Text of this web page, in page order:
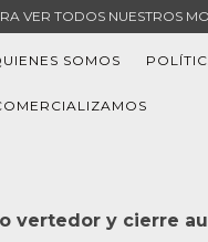
VER TODOS NUESTROS
SOMOS
vertedor y cierre